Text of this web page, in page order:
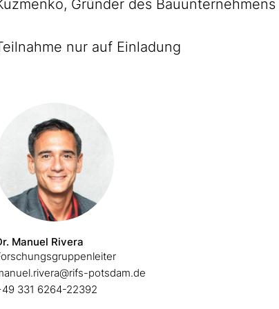
Gründer des
nur auf Einladung
Manuel Rivera
potsdam.de
331 6264-22392